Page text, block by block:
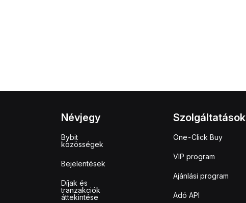
Névjegy
Bybit
közösségek
Bejelentések
Díjak és
tranzakciók
áttekintése
Szolgáltatások
One-Click Buy
VIP program
Ajánlási program
Adó API